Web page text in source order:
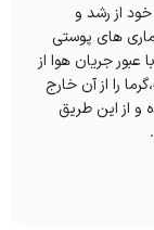
خود از رشد و
های پوستی
عبور جریان هوا از
را از آن خارج
و از این طریق